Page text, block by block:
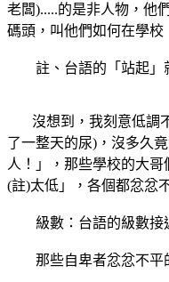
老闆).....的是非人物，他
碼頭，叫他們如何在學校
註、台語的「站起」
沒想到，我刻意低調
了一整天的尿)，沒多久
人！」，那些學校的大
(註)太低」，各個都忿忿
級數：台語的級數接
那些自卑者忿忿不平